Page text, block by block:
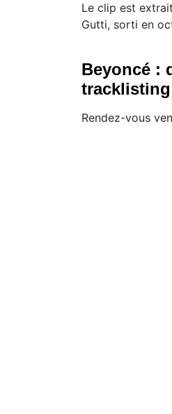
Le clip est
Gutti, sorti en
Beyoncé :
Rendez-vous